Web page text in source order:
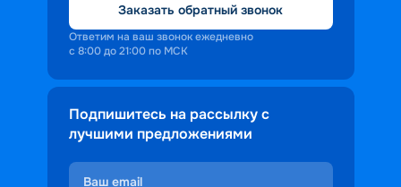
Заказать обратный звонок
Ответим на ваш звонок ежедневно
с 8:00 до 21:00 по МСК
Подпишитесь на рассылку с
лучшими предложениями